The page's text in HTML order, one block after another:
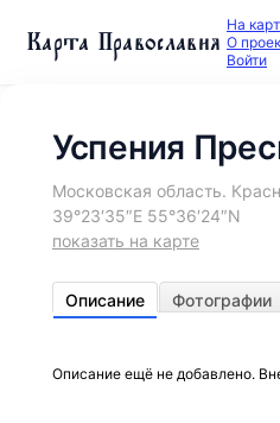
Карта Православия На
О
Войти
Успения
Московская область.
39°23′35″E 55°36′24″N
показать на карте
Описание Фотографии
Описание ещё не добавлено.